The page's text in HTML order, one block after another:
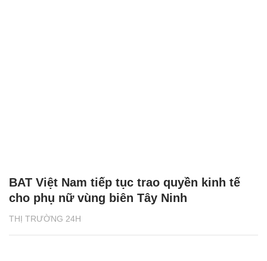
THỊ TRƯỜNG 24H
BAT Việt Nam tiếp tục trao quyền kinh tế
cho phụ nữ vùng biên Tây Ninh